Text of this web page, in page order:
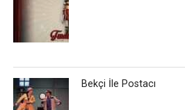
Bekçi İle Postacı